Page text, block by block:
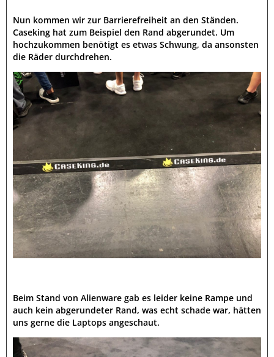
Nun kommen wir zur Barrierefreiheit an den Ständen.
Caseking hat zum Beispiel den Rand abgerundet. Um
hochzukommen benötigt es etwas Schwung, da ansonsten
die Räder durchdrehen.
Beim Stand von Alienware gab es leider keine Rampe und
auch kein abgerundeter Rand, was echt schade war, hätten
uns gerne die Laptops angeschaut.